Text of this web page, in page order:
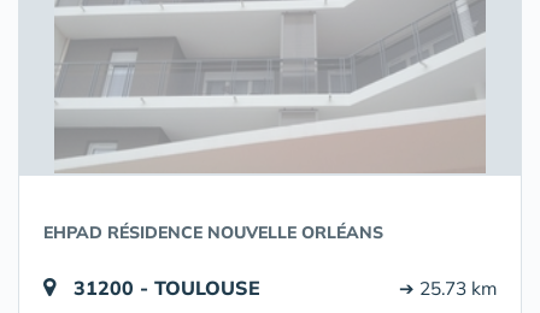
EHPAD RÉSIDENCE NOUVELLE ORLÉANS
31200 - TOULOUSE ➔ 25.73 km